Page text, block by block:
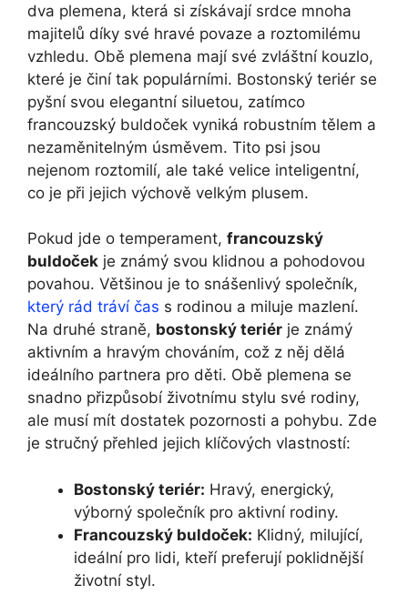
⁤dva plemena, která si získávají‌ srdce mnoha
majitelů díky své hravé ⁢povaze a roztomilému
vzhledu. ⁤Obě plemena mají‌ své zvláštní kouzlo,‍
které je ⁢činí ‌tak populárními. Bostonský teriér se
pyšní svou elegantní siluetou, zatímco
francouzský buldoček vyniká robustním tělem a
nezaměnitelným ⁤úsměvem. ​Tito psi ⁣jsou
⁣nejenom ⁣roztomilí, ale také velice inteligentní,
‍co ​je při jejich výchově velkým ⁣plusem.
Pokud jde o temperament, francouzský
buldoček je známý svou klidnou a ⁤pohodovou
povahou. Většinou je to snášenlivý společník,
který rád tráví čas s rodinou a miluje mazlení.
Na druhé straně, bostonský teriér je známý
aktivním a hravým chováním, což z ‌něj dělá
ideálního partnera pro děti. Obě plemena se
snadno přizpůsobí životnímu stylu své rodiny,
ale ​musí mít dostatek pozornosti​ a pohybu. Zde
je stručný přehled jejich klíčových vlastností:
Bostonský teriér: Hravý, energický,
výborný společník pro aktivní ​rodiny.
Francouzský buldoček: Klidný, milující,
ideální pro lidi, kteří preferují poklidnější
životní styl.